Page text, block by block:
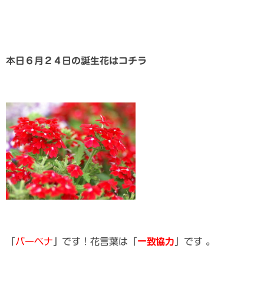
本日６月２４日の誕生花はコチラ
バーベナ 」です！花言葉は「 一致協力 」です 。